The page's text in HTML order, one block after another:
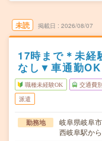
未読 掲載日 2026/08/07
17時まで＊未経
なし▼車通勤OK
職種未経験OK 交通費
派遣
勤務地
岐阜県岐阜市
西岐阜駅か